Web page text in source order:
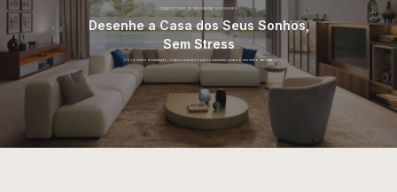
CONSULTORIA DE DESIGN DE INTERIORES
Desenhe a Casa dos Seus Sonhos,
Sem Stress
Do conceito à instalação, criamos espaços personalizados para o seu estilo de vida.